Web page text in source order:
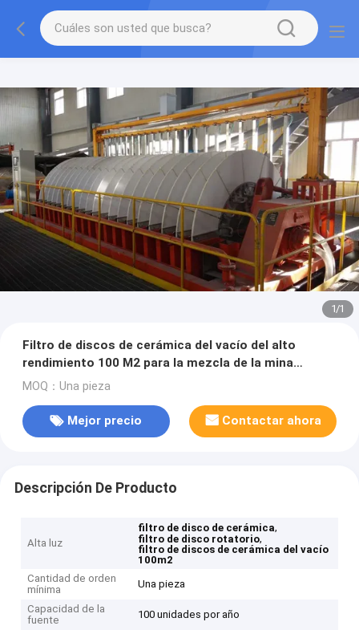
1/1
Filtro de discos de cerámica del vacío del alto
rendimiento 100 M2 para la mezcla de la mina
Separate
MOQ：Una pieza
Mejor precio Contactar ahora
Descripción De Producto
Alta luz
filtro de disco de cerámica,
filtro de disco rotatorio,
filtro de discos de cerámica del vacío
100m2
Cantidad de orden
mínima
Una pieza
Capacidad de la
fuente
100 unidades por año